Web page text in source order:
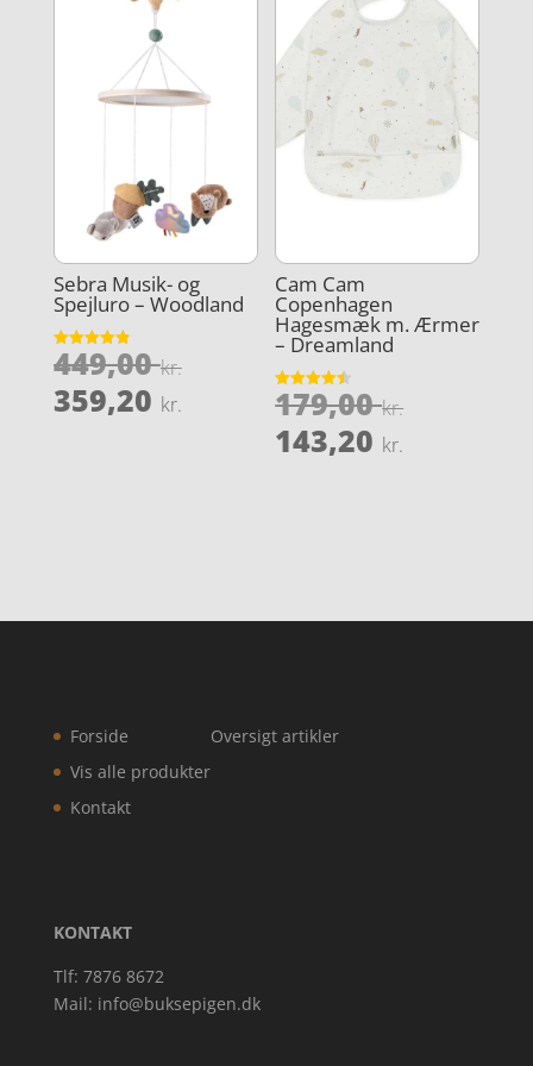
Sebra Musik- og
Spejluro – Woodland
Vurderet
4.9
449,00kr.Den
oprindelige
pris
359,20 kr.
aktuelle
Cam Cam
Copenhagen
Hagesmæk m. Ærmer
– Dreamland
Vurderet
4.5
179,00kr.Den
143,20 kr.
Forside
Vis alle produkter
Kontakt
Oversigt artikler
KONTAKT
Tlf: 7876 8672
Mail: info@buksepigen.dk